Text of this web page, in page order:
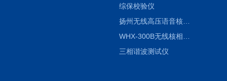
综保校验仪
扬州无线高压语音核相仪
三相谐波测试仪